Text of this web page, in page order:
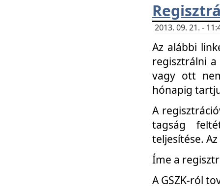
2013. 09. 21. -
Az alábbi
regisztrálni
vagy ott
hónapig
A
tagság
teljesítése.
Íme a
A GSZK-ról